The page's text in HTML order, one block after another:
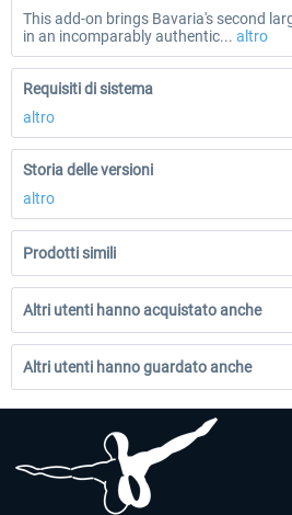
This add-on brings Bavaria's second
in an incomparably authentic... altro
Requisiti di sistema
altro
Storia delle versioni
altro
Prodotti simili
Altri utenti hanno acquistato anche
Altri utenti hanno guardato anche